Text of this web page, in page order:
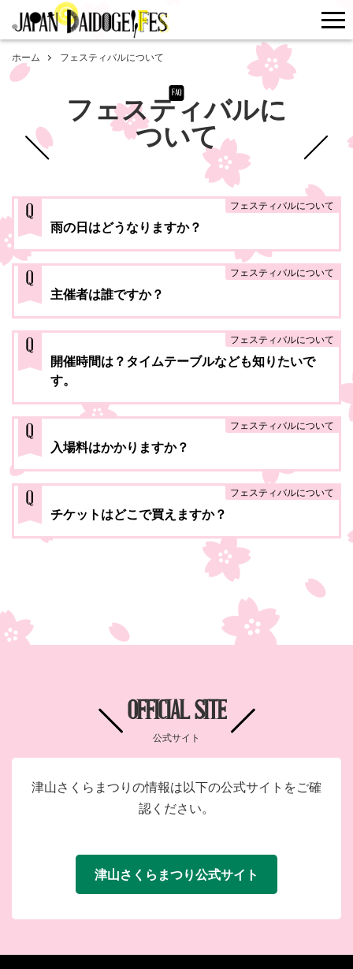
ホーム フェスティバルについて
FAQ
フェスティバルに
ついて
Q フェスティバルについて
雨の日はどうなりますか？
Q フェスティバルについて
主催者は誰ですか？
Q フェスティバルについて
開催時間は？タイムテーブルなども知りたいで
す。
Q フェスティバルについて
入場料はかかりますか？
Q フェスティバルについて
チケットはどこで買えますか？
OFFICIAL SITE
公式サイト
津山さくらまつりの情報は以下の公式サイトをご確
認ください。
津山さくらまつり公式サイト